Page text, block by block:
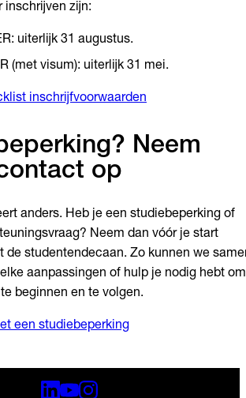
inschrijven zijn:
uiterlijk 31 augustus.
(met visum): uiterlijk 31 mei.
inschrijfvoorwaarden
Neem
op
anders. Heb je een studiebeperking of
Neem dan vóór je start
de studentendecaan. Zo kunnen we
aanpassingen of hulp je nodig hebt om
beginnen en te volgen.
een studiebeperking